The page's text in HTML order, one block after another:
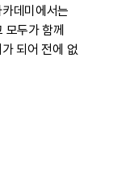
데미에서는
모두가 함께
되어 전에 없